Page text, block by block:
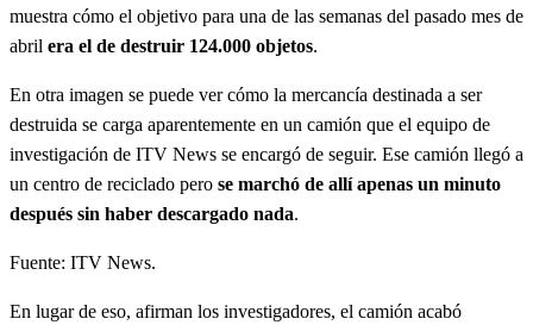
muestra cómo el objetivo para una de las semanas del pasado mes de
abril era el de destruir 124.000 objetos.
En otra imagen se puede ver cómo la mercancía destinada a ser
destruida se carga aparentemente en un camión que el equipo de
investigación de ITV News se encargó de seguir. Ese camión llegó a
un centro de reciclado pero se marchó de allí apenas un minuto
después sin haber descargado nada.
Fuente: ITV News.
En lugar de eso, afirman los investigadores, el camión acabó